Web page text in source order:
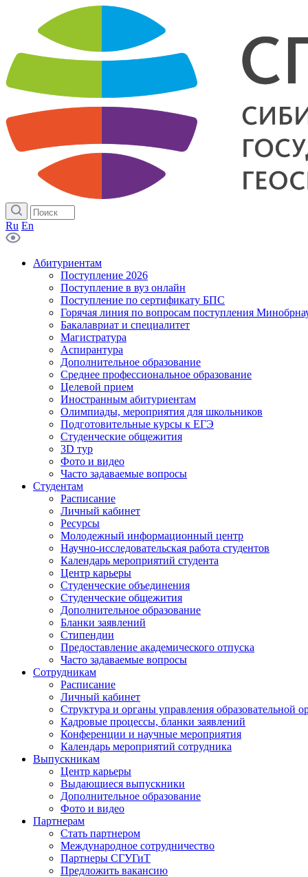
Ru En
Абитуриентам
Поступление 2026
Поступление в вуз онлайн
Поступление по сертификату БПС
Горячая линия по вопросам поступления
Бакалавриат и специалитет
Магистратура
Аспирантура
Дополнительное образование
Среднее профессиональное образование
Целевой прием
Иностранным абитуриентам
Олимпиады, мероприятия для школьников
Подготовительные курсы к ЕГЭ
Студенческие общежития
3D тур
Фото и видео
Часто задаваемые вопросы
Студентам
Расписание
Личный кабинет
Ресурсы
Молодежный информационный центр
Научно-исследовательская работа студентов
Календарь мероприятий студента
Центр карьеры
Студенческие объединения
Студенческие общежития
Дополнительное образование
Бланки заявлений
Стипендии
Предоставление академического отпуска
Часто задаваемые вопросы
Сотрудникам
Расписание
Личный кабинет
Структура и органы управления образовательной
Кадровые процессы, бланки заявлений
Конференции и научные мероприятия
Календарь мероприятий сотрудника
Выпускникам
Центр карьеры
Выдающиеся выпускники
Дополнительное образование
Фото и видео
Партнерам
Стать партнером
Международное сотрудничество
Партнеры СГУГиТ
Предложить вакансию